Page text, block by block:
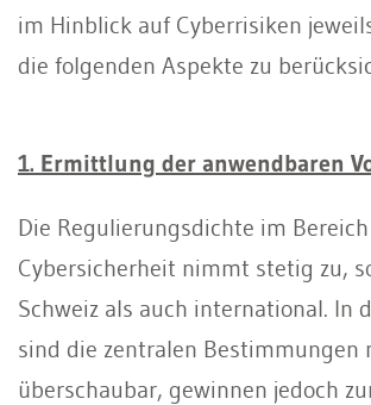
im Hinblick auf Cyberrisiken
die folgenden Aspekte zu
1. Ermittlung der anwendbaren
Die Regulierungsdichte im Bereich
Cybersicherheit nimmt stetig zu,
Schweiz als auch international. In
sind die zentralen Bestimmungen
überschaubar, gewinnen jedoch